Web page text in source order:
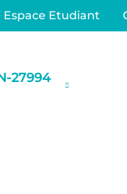
Espace Etudiant